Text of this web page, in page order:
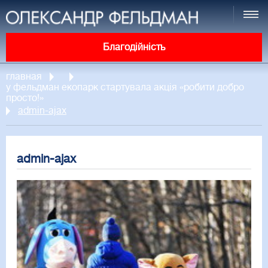
Благодійність
главная
у фельдман екопарк стартувала акція «робити добро
просто!»
admin-ajax
admin-ajax